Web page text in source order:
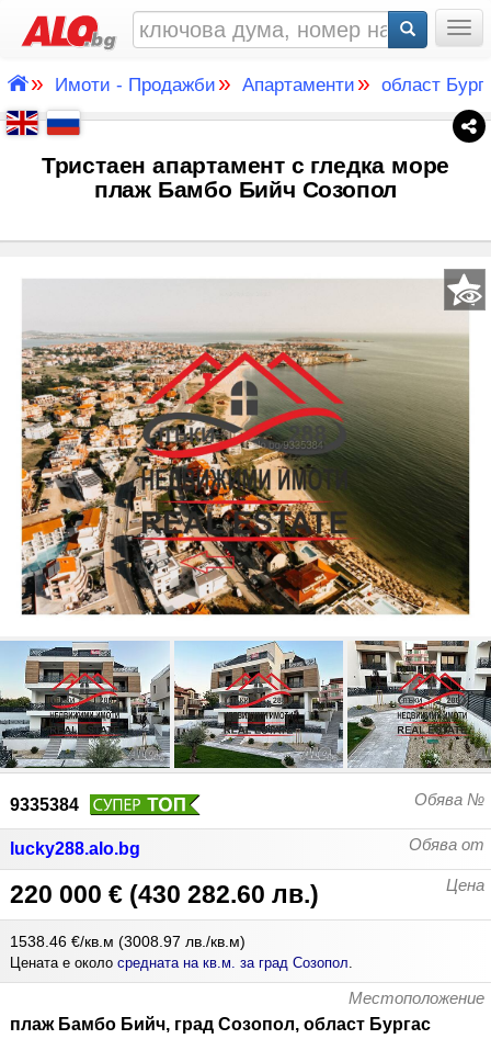
» Имоти - Продажби » Апартаменти » област
Тристаен апартамент с гледка море
плаж Бамбо Бийч Созопол
Обява №
9335384
Обява от
lucky288.alo.bg
Цена
220 000 € (430 282.60 лв.)
1538.46 €/кв.м (3008.97 лв./кв.м)
Цената е около средната на кв.м. за град Созопол.
Местоположение
плаж Бамбо Бийч, град Созопол, област Бургас